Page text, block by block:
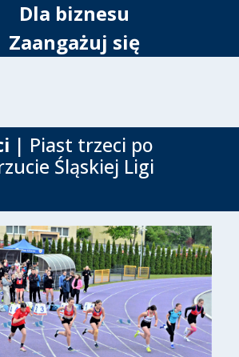
Dla biznesu
Zaangażuj się
| Piast trzeci po
Śląskiej Ligi